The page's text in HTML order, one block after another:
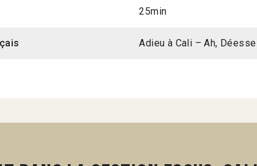
25min
Adieu à Cali – Ah,